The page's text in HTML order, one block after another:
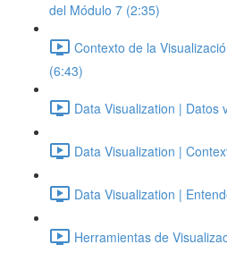
del Módulo 7 (2:35)
Contexto de la
(6:43)
Data Visualization | Datos
Data Visualization |
Data Visualization |
Herramientas de